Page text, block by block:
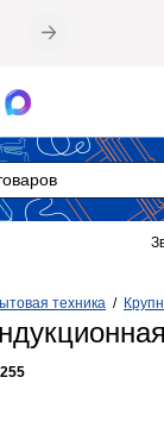
техника /